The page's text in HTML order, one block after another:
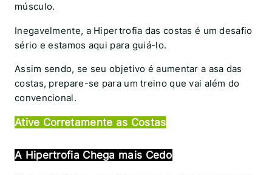
músculo.
Inegavelmente, a Hipertrofia das costas é um desafio
sério e estamos aqui para guiá-lo.
Assim sendo, se seu objetivo é aumentar a asa das
costas, prepare-se para um treino que vai além do
convencional.
Ative Corretamente as Costas
A Hipertrofia Chega mais Cedo